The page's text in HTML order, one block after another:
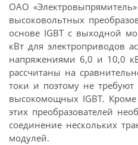
ОАО
высоковольтных
основе IGBT с выходной
кВт для электроприводов
напряжениями 6,0 и 10,0
рассчитаны на
токи и поэтому не
высокомощных IGBT.
этих преобразователей
соединение нескольких
модулей.